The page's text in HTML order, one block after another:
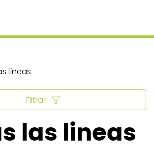
las lineas
líneas
Filtrar